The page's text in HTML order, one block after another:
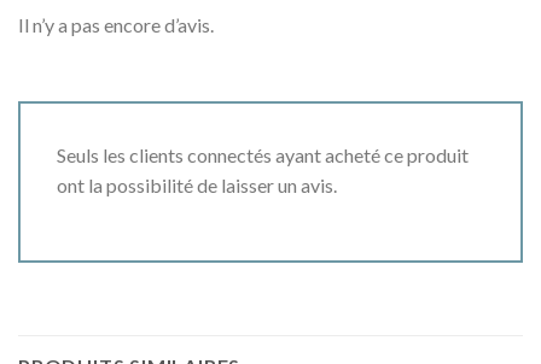
Il n’y a pas encore d’avis.
Seuls les clients connectés ayant acheté ce produit
ont la possibilité de laisser un avis.